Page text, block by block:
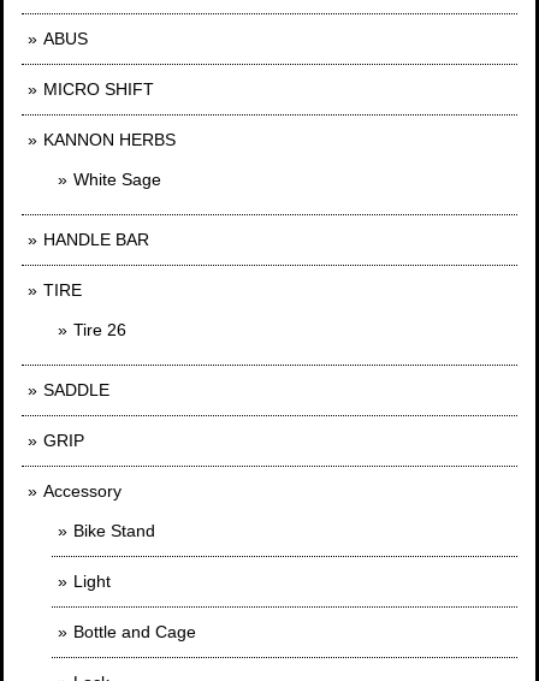
ABUS
MICRO SHIFT
KANNON HERBS
White Sage
HANDLE BAR
TIRE
Tire 26
SADDLE
GRIP
Accessory
Bike Stand
Light
Bottle and Cage